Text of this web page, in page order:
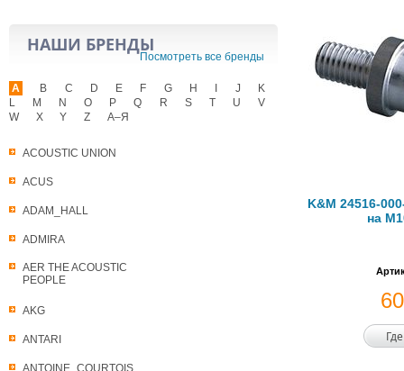
НАШИ БРЕНДЫ
Посмотреть все бренды
A
ACOUSTIC UNION
ACUS
ADAM_HALL
ADMIRA
AER THE ACOUSTIC
PEOPLE
AKG
ANTARI
ANTOINE_COURTOIS
B C D E F G H J
K
L
M N O P Q R S T U
V
W
X Y Z А–Я
K&M 24516-
на